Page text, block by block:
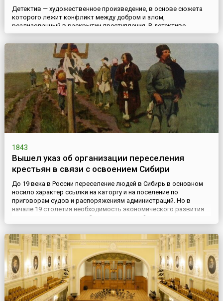
Детектив — художественное произведение, в основе сюжета
которого лежит конфликт между добром и злом,
реализованный в раскрытии преступления. В детективе
обязательно присутствует загадка и преступление, но в этом
жанре все таинственное носит объективный, «реальный»
характер. 20 апреля 1841 года в филадельфийском журнале
Graham’s Ladies’ and Gentlemen’s Magazine был опубликован
первый в истории ...
1843
Вышел указ об организации переселения
крестьян в связи с освоением Сибири
До 19 века в России переселение людей в Сибирь в основном
носило характер ссылки на каторгу и на поселение по
приговорам судов и распоряжениям администраций. Но в
начале 19 столетия необходимость экономического развития
восточных регионов требовала от властей принятия мер,
содействующих грамотному и эффективному заселению этого
края. Также Сибирь все более стала привлекать внимание
правительст...